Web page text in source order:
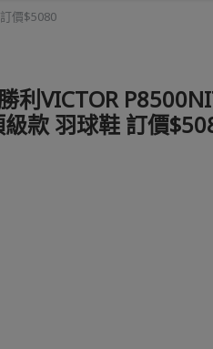
價$5080
利VICTOR
款 羽球鞋 訂價